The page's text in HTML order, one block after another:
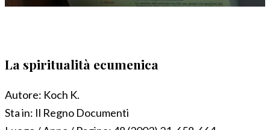
La spiritualità ecumenica
Autore: Koch K.
Sta in: Il Regno Documenti